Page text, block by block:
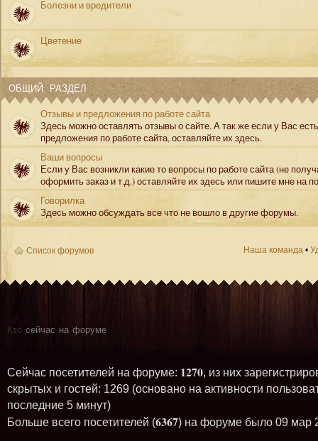
Болезни и вредители
Цветение
ОБЩИЙ РАЗДЕЛ
Отзывы и предложения по работе сайта
Здесь можно оставлять отзывы о сайте. А так же если у Вас есть
предложения по работе сайта, оставляйте их здесь.
Ваши вопросы
Если у Вас возникли какие то вопросы по работе сайта (не
оформить заказ и т.д.) оставляйте их здесь или пишите мне на
Говорилка
Здесь можно обсуждать все что не вошло в другие форумы.
Список форумов Наша команда •
Кто сейчас на форуме
Сейчас посетителей на форуме: 1270, из них
скрытых и гостей: 1269 (основано на активности
последние 5 минут)
Больше всего посетителей (6367) на форуме было 09 мар